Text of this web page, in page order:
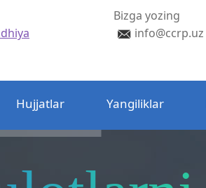
Bizga yozing
info@ccrp.uz
Hujjatlar Yangiliklar